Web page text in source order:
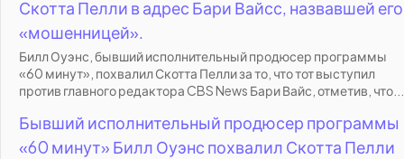
Скотта Пелли в адрес Бари Вайсс, назвавшей его
«мошенницей».
Билл Оуэнс, бывший исполнительный продюсер программы
«60 минут», похвалил Скотта Пелли за то, что тот выступил
против главного редактора CBS News Бари Вайс, отметив, что...
Бывший исполнительный продюсер программы
«60 минут» Билл Оуэнс похвалил Скотта Пелли